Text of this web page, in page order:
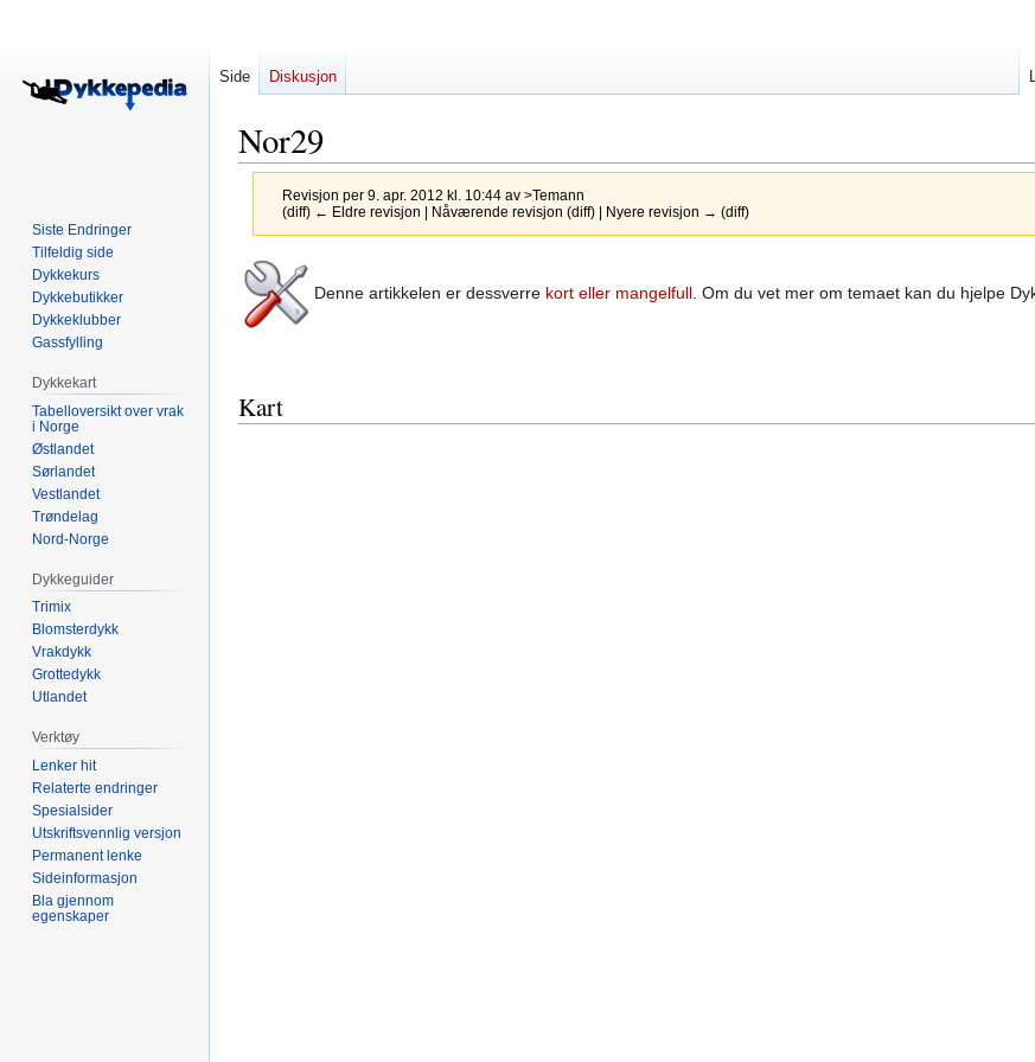
Nor29
Revisjon per 9. apr. 2012 kl. 10:44 av >Temann
(diff) ← Eldre revisjon | Nåværende revisjon (diff) | Nyere revisjon → (diff)
Hopp
til
navigering
Hopp
til
søk
Denne artikkelen er dessverre kort eller mangelfull . Om du vet mer om temaet kan du hjelpe
Kart
Side Diskusjon
Siste Endringer
Tilfeldig side
Dykkekurs
Dykkebutikker
Dykkeklubber
Gassfylling
Dykkekart
Tabelloversikt over vrak
i Norge
Østlandet
Sørlandet
Vestlandet
Trøndelag
Nord-Norge
Dykkeguider
Trimix
Blomsterdykk
Vrakdykk
Grottedykk
Utlandet
Verktøy
Lenker hit
Relaterte endringer
Spesialsider
Utskriftsvennlig versjon
Permanent lenke
Sideinformasjon
Bla gjennom
egenskaper